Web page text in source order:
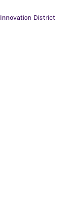
Innovation District